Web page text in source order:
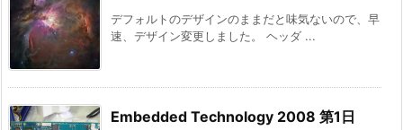
デフォルトのデザインのままだと味気ないので、早
速、デザイン変更しました。 ヘッダ ...
Embedded Technology 2008 第1日